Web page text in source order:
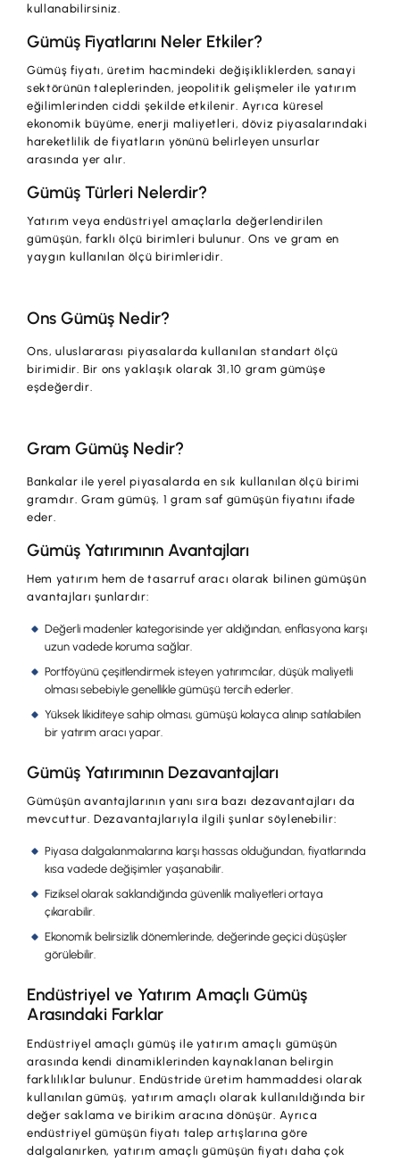
kullanabilirsiniz.
Gümüş Fiyatlarını Neler Etkiler?
Gümüş fiyatı, üretim hacmindeki değişikliklerden, sanayi
sektörünün taleplerinden, jeopolitik gelişmeler ile yatırım
eğilimlerinden ciddi şekilde etkilenir. Ayrıca küresel
ekonomik büyüme, enerji maliyetleri, döviz piyasalarındaki
hareketlilik de fiyatların yönünü belirleyen unsurlar
arasında yer alır.
Gümüş Türleri Nelerdir?
Yatırım veya endüstriyel amaçlarla değerlendirilen
gümüşün, farklı ölçü birimleri bulunur. Ons ve gram en
yaygın kullanılan ölçü birimleridir.
Ons Gümüş Nedir?
Ons, uluslararası piyasalarda kullanılan standart ölçü
birimidir. Bir ons yaklaşık olarak 31,10 gram gümüşe
eşdeğerdir.
Gram Gümüş Nedir?
Bankalar ile yerel piyasalarda en sık kullanılan ölçü birimi
gramdır. Gram gümüş, 1 gram saf gümüşün fiyatını ifade
eder.
Gümüş Yatırımının Avantajları
Hem yatırım hem de tasarruf aracı olarak bilinen gümüşün
avantajları şunlardır:
Değerli madenler kategorisinde yer aldığından, enflasyona karşı
uzun vadede koruma sağlar.
Portföyünü çeşitlendirmek isteyen yatırımcılar, düşük maliyetli
olması sebebiyle genellikle gümüşü tercih ederler.
Yüksek likiditeye sahip olması, gümüşü kolayca alınıp satılabilen
bir yatırım aracı yapar.
Gümüş Yatırımının Dezavantajları
Gümüşün avantajlarının yanı sıra bazı dezavantajları da
mevcuttur. Dezavantajlarıyla ilgili şunlar söylenebilir:
Piyasa dalgalanmalarına karşı hassas olduğundan, fiyatlarında
kısa vadede değişimler yaşanabilir.
Fiziksel olarak saklandığında güvenlik maliyetleri ortaya
çıkarabilir.
Ekonomik belirsizlik dönemlerinde, değerinde geçici düşüşler
görülebilir.
Endüstriyel ve Yatırım Amaçlı Gümüş
Arasındaki Farklar
Endüstriyel amaçlı gümüş ile yatırım amaçlı gümüşün
arasında kendi dinamiklerinden kaynaklanan belirgin
farklılıklar bulunur. Endüstride üretim hammaddesi olarak
kullanılan gümüş, yatırım amaçlı olarak kullanıldığında bir
değer saklama ve birikim aracına dönüşür. Ayrıca
endüstriyel gümüşün fiyatı talep artışlarına göre
dalgalanırken, yatırım amaçlı gümüşün fiyatı daha çok